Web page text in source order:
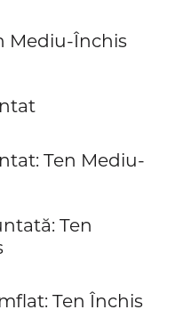
Mediu-Închis
Ten Mediu-
Ten
Ten Închis